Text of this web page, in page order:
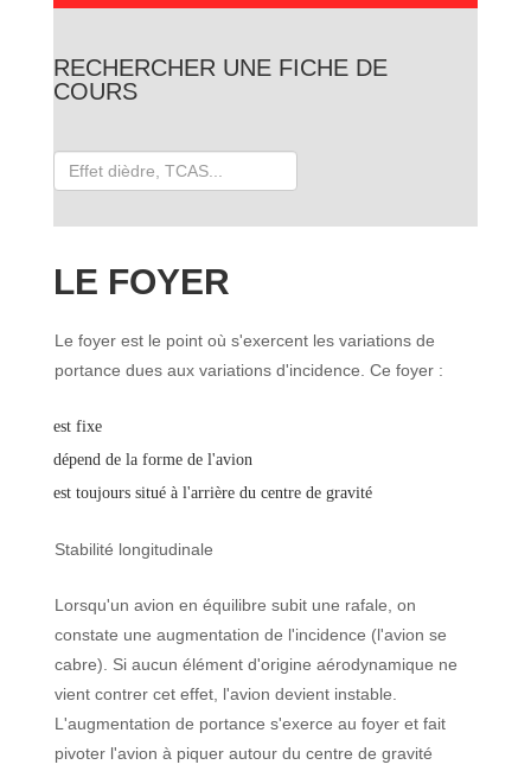
RECHERCHER UNE FICHE DE
COURS
LE FOYER
Le foyer est le point où s'exercent les variations de
portance dues aux variations d'incidence. Ce foyer :
est fixe
dépend de la forme de l'avion
est toujours situé à l'arrière du centre de gravité
Stabilité longitudinale
Lorsqu'un avion en équilibre subit une rafale, on
constate une augmentation de l'incidence (l'avion se
cabre). Si aucun élément d'origine aérodynamique ne
vient contrer cet effet, l'avion devient instable.
L'augmentation de portance s'exerce au foyer et fait
pivoter l'avion à piquer autour du centre de gravité